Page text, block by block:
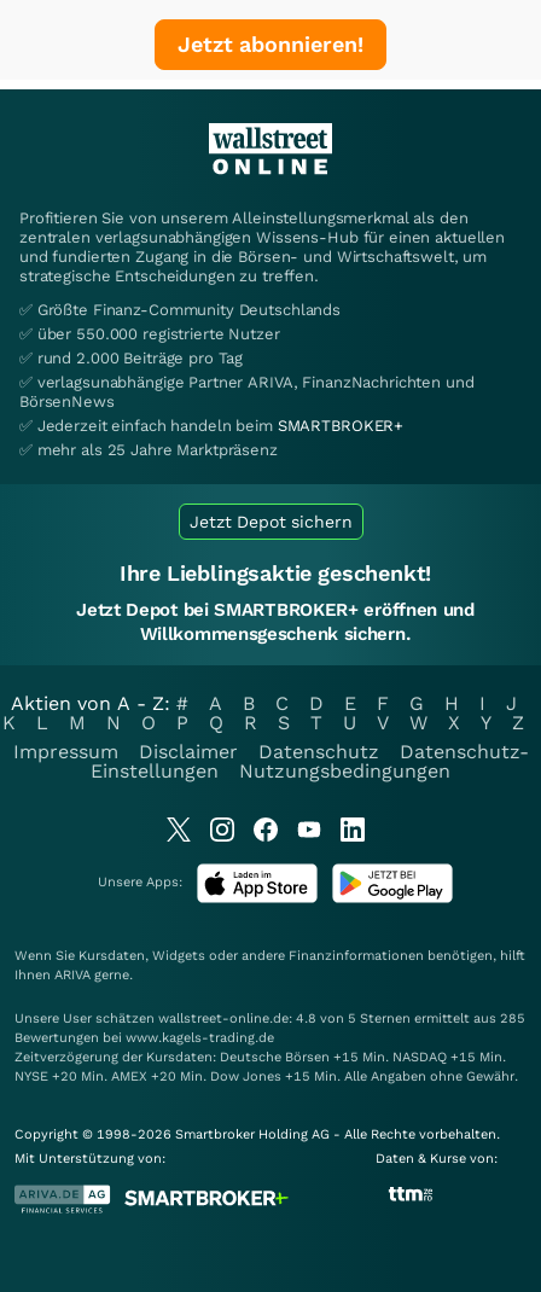
Jetzt abonnieren!
Profitieren Sie von unserem Alleinstellungsmerkmal als den
zentralen verlagsunabhängigen Wissens-Hub für einen aktuellen
und fundierten Zugang in die Börsen- und Wirtschaftswelt, um
strategische Entscheidungen zu treffen.
✅ Größte Finanz-Community Deutschlands
✅ über 550.000 registrierte Nutzer
✅ rund 2.000 Beiträge pro Tag
✅ verlagsunabhängige Partner ARIVA, FinanzNachrichten und
BörsenNews
✅ Jederzeit einfach handeln beim SMARTBROKER+
✅ mehr als 25 Jahre Marktpräsenz
Jetzt Depot sichern
Ihre Lieblingsaktie geschenkt!
Jetzt Depot bei SMARTBROKER+ eröffnen und
Willkommensgeschenk sichern.
Aktien von A - Z: # A B C D E F G H I
J
K
L M N O P Q R S T U V W X Y
Z
Impressum
Disclaimer Datenschutz
Datenschutz-
Einstellungen
Nutzungsbedingungen
Unsere Apps:
Wenn Sie Kursdaten, Widgets oder andere Finanzinformationen benötigen, hilft
Ihnen ARIVA gerne.
Unsere User schätzen wallstreet-online.de: 4.8 von 5 Sternen ermittelt aus 285
Bewertungen bei www.kagels-trading.de
Zeitverzögerung der Kursdaten: Deutsche Börsen +15 Min. NASDAQ +15 Min.
NYSE +20 Min. AMEX +20 Min. Dow Jones +15 Min. Alle Angaben ohne Gewähr.
Copyright © 1998-2026 Smartbroker Holding AG - Alle Rechte vorbehalten.
Mit Unterstützung von:
Daten & Kurse von: